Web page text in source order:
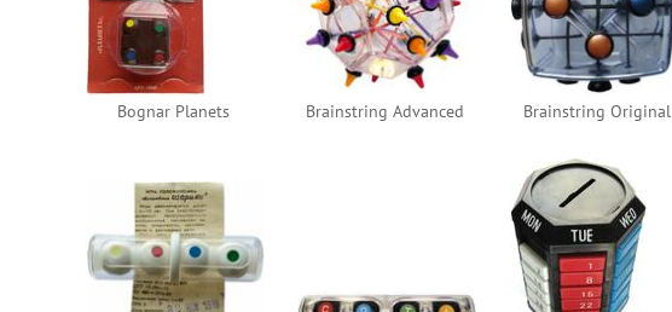
Bognar Planets Brainstring Advanced Brainstring Original